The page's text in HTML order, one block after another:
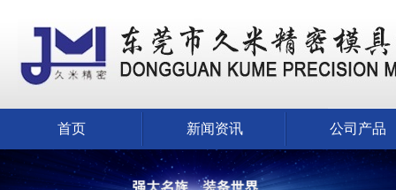
首页 新闻资讯 公司产品